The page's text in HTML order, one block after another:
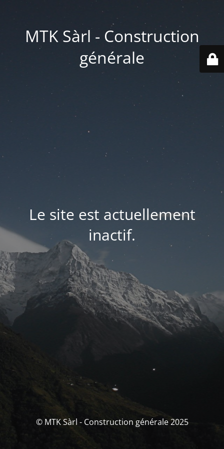
MTK Sàrl - Construction
générale
Le site est actuellement
inactif.
© MTK Sàrl - Construction générale 2025